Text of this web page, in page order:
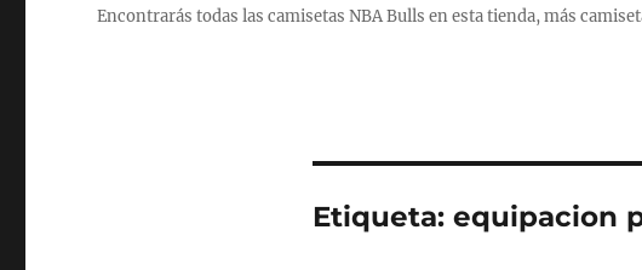
Encontrarás todas las camisetas NBA Bulls en esta tienda, más
Etiqueta: equipacion